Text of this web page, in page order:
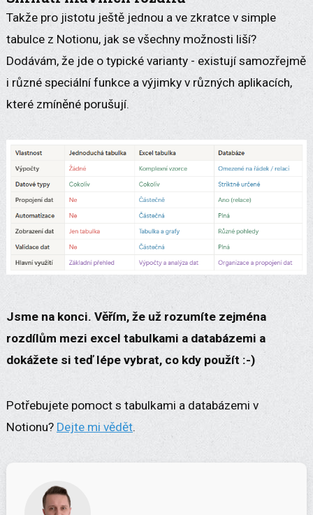
Takže pro jistotu ještě jednou a ve zkratce v simple
tabulce z Notionu, jak se všechny možnosti liší?
Dodávám, že jde o typické varianty - existují samozřejmě
i různé speciální funkce a výjimky v různých aplikacích,
které zmíněné porušují.
Jsme na konci. Věřím, že už rozumíte zejména
rozdílům mezi excel tabulkami a databázemi a
dokážete si teď lépe vybrat, co kdy použít :-)
Potřebujete pomoct s tabulkami a databázemi v
Notionu? Dejte mi vědět.